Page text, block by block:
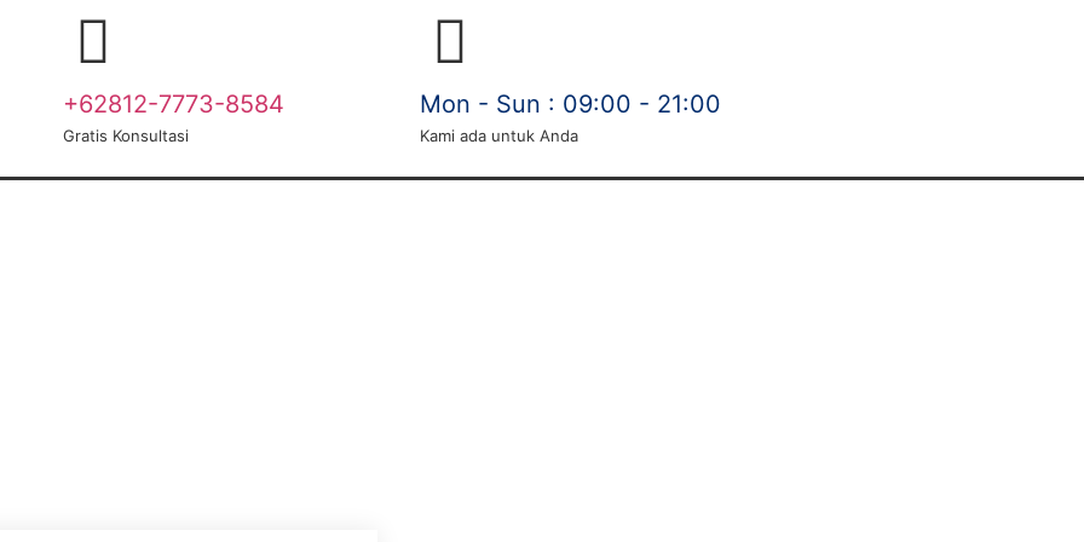
+62812-7773-8584
Gratis Konsultasi
Mon - Sun : 09:00 - 21:00
Kami ada untuk Anda